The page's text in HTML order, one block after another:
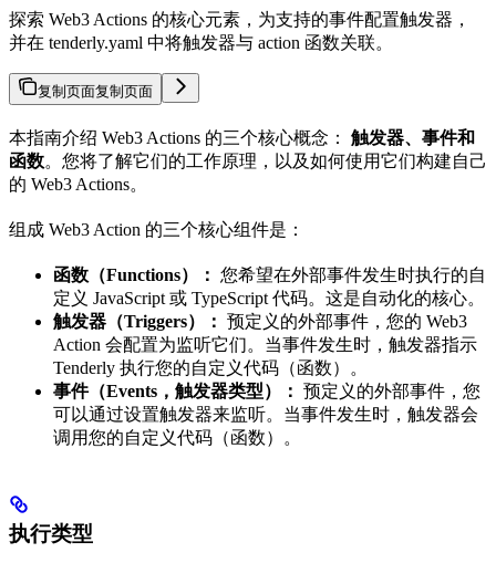
探索 Web3 Actions 的核心元素，为支持的事件配置触发器，
并在 tenderly.yaml 中将触发器与 action 函数关联。
复制页面复制页面
本指南介绍 Web3 Actions 的三个核心概念： 触发器、事件和
函数。您将了解它们的工作原理，以及如何使用它们构建自己
的 Web3 Actions。
组成 Web3 Action 的三个核心组件是：
函数（Functions）： 您希望在外部事件发生时执行的自
定义 JavaScript 或 TypeScript 代码。这是自动化的核心。
触发器（Triggers）： 预定义的外部事件，您的 Web3
Action 会配置为监听它们。当事件发生时，触发器指示
Tenderly 执行您的自定义代码（函数）。
事件（Events，触发器类型）： 预定义的外部事件，您
可以通过设置触发器来监听。当事件发生时，触发器会
调用您的自定义代码（函数）。
执行类型